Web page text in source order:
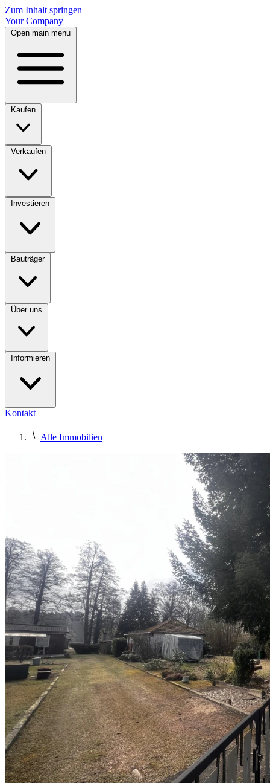
Zum Inhalt springen
Your Company
Open main menu
Kaufen
Verkaufen
Investieren
Bauträger
Über uns
Informieren
Kontakt
Alle Immobilien